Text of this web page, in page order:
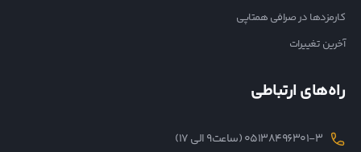
کارمزدها در صرافی همتاپی
آخرین تغییرات
راه‌های ارتباطی
05138496301-3 (ساعت۹ الی ۱۷)